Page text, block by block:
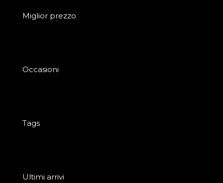
Miglior prezzo
Occasioni
Tags
Ultimi arrivi